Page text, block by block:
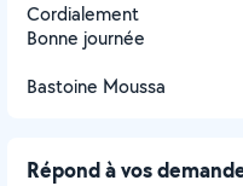
Cordialement
Bonne journée
Bastoine Moussa
Répond à vos